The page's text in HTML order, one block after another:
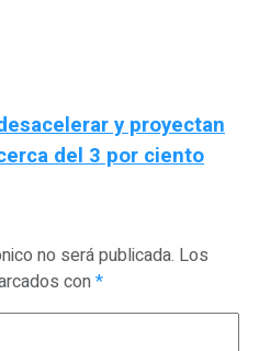
y proyectan
del 3 por ciento
no será publicada. Los
con*